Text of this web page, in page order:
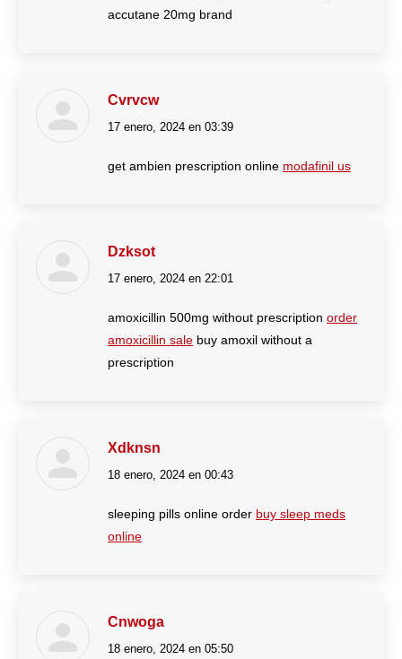
accutane 20mg brand
Cvrvcw
dice:
17 enero, 2024 en 03:39
get ambien prescription online modafinil us
Dzksot
dice:
17 enero, 2024 en 22:01
amoxicillin 500mg without prescription order
amoxicillin sale buy amoxil without a
prescription
Xdknsn
dice:
18 enero, 2024 en 00:43
sleeping pills online order buy sleep meds
online
Cnwoga
dice:
18 enero, 2024 en 05:50